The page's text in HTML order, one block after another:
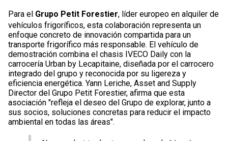
Para el Grupo Petit Forestier, líder europeo en alquiler de
vehículos frigoríficos, esta colaboración representa un
enfoque concreto de innovación compartida para un
transporte frigorífico más responsable. El vehículo de
demostración combina el chasis IVECO Daily con la
carrocería Urban by Lecapitaine, diseñada por el carrocero
integrado del grupo y reconocida por su ligereza y
eficiencia energética. Yann Leriche, Asset and Supply
Director del Grupo Petit Forestier, afirma que esta
asociación "refleja el deseo del Grupo de explorar, junto a
sus socios, soluciones concretas para reducir el impacto
ambiental en todas las áreas".